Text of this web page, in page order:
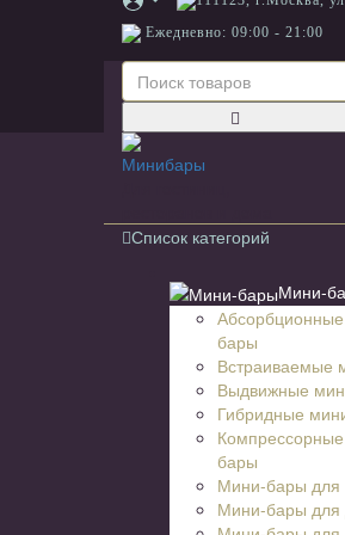
Ежедневно: 09:00 - 21:00
Список категорий
Мини-
бары
Встраиваемые
Выдвижные
Гибридные
бары
Мини-бары для
Мини-бары для